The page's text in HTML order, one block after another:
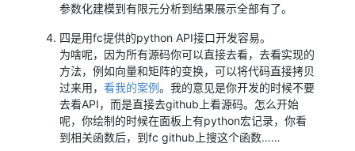
参数化建模到有限元分析到结果展示全部有了。
四是用fc提供的python API接口开发容易。
为啥呢，因为所有源码你可以直接去看，去看实现的
方法，例如向量和矩阵的变换，可以将代码直接拷贝
过来用，看我的案例。我的意见是你开发的时候不要
去看API，而是直接去github上看源码。怎么开始
呢，你绘制的时候在面板上有python宏记录，你看
到相关函数后，到fc github上搜这个函数……